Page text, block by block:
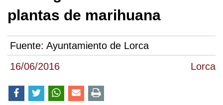
16/06/2016 Lorca
plantas de marihuana
Fuente: Ayuntamiento de Lorca